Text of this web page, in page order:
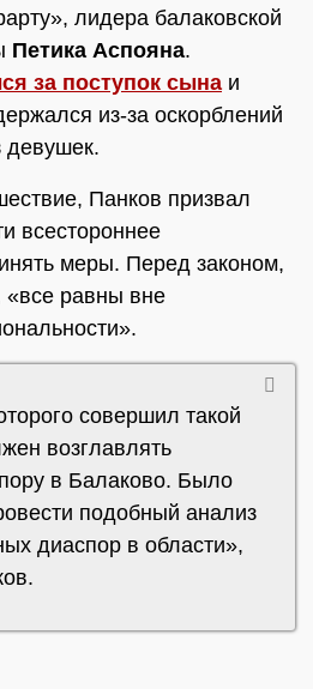
лидера балаковской
Петика Аспояна.
за поступок сына и
из-за оскорблений
девушек.
Панков призвал
всестороннее
меры. Перед законом,
«все равны вне
совершил такой
возглавлять
в Балаково. Было
подобный анализ
диаспор в области»,